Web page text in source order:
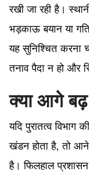
रखी जा रही है।
भड़काऊ बयान या
यह सुनिश्चित करना
तनाव पैदा न हो और
क्या आगे बढ़
यदि पुरातत्व विभाग
खंडन होता है, तो
है। फिलहाल